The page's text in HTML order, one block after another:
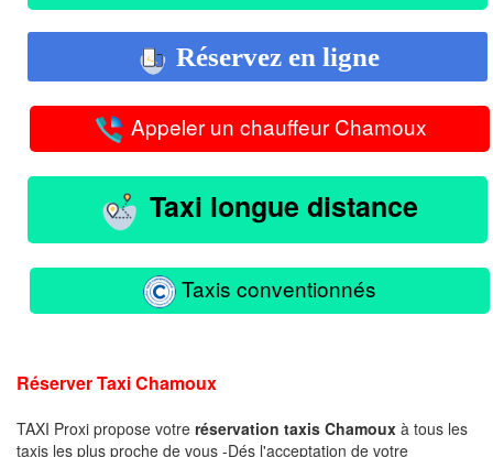
Réservez en ligne
Appeler un chauffeur Chamoux
Taxi longue distance
Taxis conventionnés
Réserver Taxi Chamoux
TAXI Proxi propose votre réservation taxis Chamoux à tous les
taxis les plus proche de vous -Dés l'acceptation de votre